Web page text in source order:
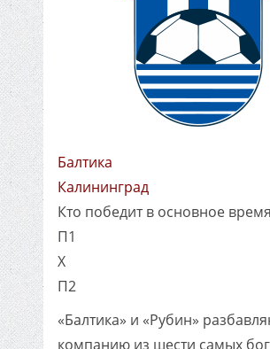
Балтика
Калининград
Кто победит в основное
П1
X
П2
«Балтика» и «Рубин»
компанию из шести самых